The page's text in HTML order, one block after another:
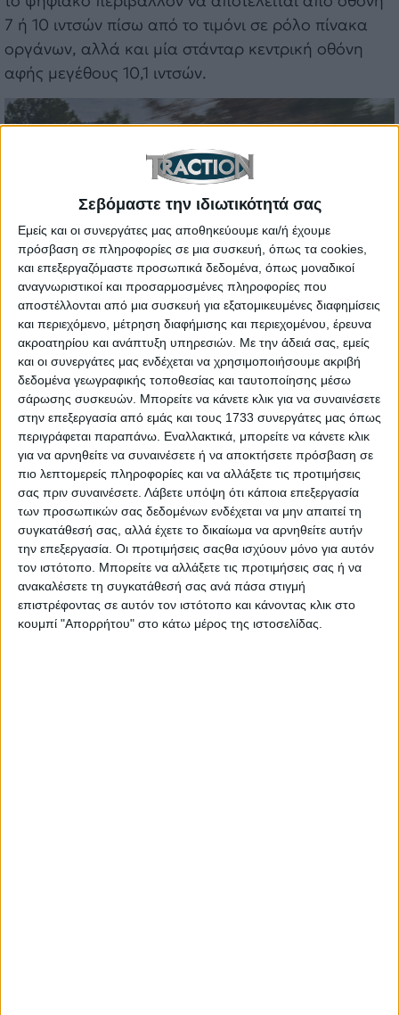
Σεβόμαστε την ιδιωτικότητά σας
Εμείς και οι συνεργάτες μας αποθηκεύουμε και/ή έχουμε
πρόσβαση σε πληροφορίες σε μια συσκευή, όπως τα cookies,
και επεξεργαζόμαστε προσωπικά δεδομένα, όπως μοναδικοί
αναγνωριστικοί και προσαρμοσμένες πληροφορίες που
αποστέλλονται από μια συσκευή για εξατομικευμένες διαφημίσεις
και περιεχόμενο, μέτρηση διαφήμισης και περιεχομένου, έρευνα
ακροατηρίου και ανάπτυξη υπηρεσιών. Με την άδειά σας, εμείς
και οι συνεργάτες μας ενδέχεται να χρησιμοποιήσουμε ακριβή
δεδομένα γεωγραφικής τοποθεσίας και ταυτοποίησης μέσω
σάρωσης συσκευών. Μπορείτε να κάνετε κλικ για να συναινέσετε
στην επεξεργασία από εμάς και τους 1733 συνεργάτες μας όπως
περιγράφεται παραπάνω. Εναλλακτικά, μπορείτε να κάνετε κλικ
για να αρνηθείτε να συναινέσετε ή να αποκτήσετε πρόσβαση σε
πιο λεπτομερείς πληροφορίες και να αλλάξετε τις προτιμήσεις
σας πριν συναινέσετε. Λάβετε υπόψη ότι κάποια επεξεργασία
των προσωπικών σας δεδομένων ενδέχεται να μην απαιτεί τη
συγκατάθεσή σας, αλλά έχετε το δικαίωμα να αρνηθείτε αυτήν
την επεξεργασία. Οι προτιμήσεις σαςθα ισχύουν μόνο για αυτόν
τον ιστότοπο. Μπορείτε να αλλάξετε τις προτιμήσεις σας ή να
ανακαλέσετε τη συγκατάθεσή σας ανά πάσα στιγμή
επιστρέφοντας σε αυτόν τον ιστότοπο και κάνοντας κλικ στο
κουμπί "Απορρήτου" στο κάτω μέρος της ιστοσελίδας.
7 ή 10 ιντσών πίσω από το τιμόνι σε ρόλο πίνακα
οργάνων, αλλά και μία στάνταρ κεντρική οθόνη
αφής μεγέθους 10,1 ιντσών.
Ξεκινά από 23.800 ευρώ – Χρηματοδοτικό με 199
ευρώ / μήνα
Όπως αναφέρει η εταιρεία στην επίσημη ιστοσελίδα
της, η μηνιαία δόση των 199 ευρώ προκύπτει σε
χρηματοδοτικό πρόγραμμα από την “Santander
Consumer Finance” για την ήπια υβριδική έκδοση
των 140 ίππων. Αφορά δηλαδή στην έκδοση Dacia
Bigster essential mild hybrid 140, η οποία κοστίζει
23.800 ευρώ. Υπάρχει η δυνατότητα δανείου ύψους
14.436 ευρώ, με σταθερό επιτόκιο 7,5%
(προσαύξηση 0,60% εισφορά Ν.128/1975), με
διάρκεια 48 μήνες, μηνιαία δόση 199 ευρώ και
τελευταία δόση (balloon) 8.568 ευρώ.